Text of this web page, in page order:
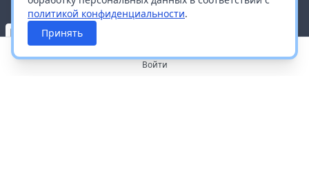
политикой конфиденциальности.
Принять
Войти